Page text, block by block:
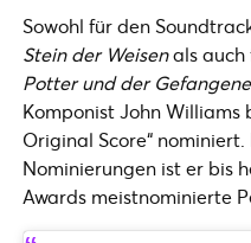
Sowohl für den
Stein der Weisenals auch
Potter und der
Komponist John Williams
Original Score“
Nominierungen ist er bis
Awards meistnominierte